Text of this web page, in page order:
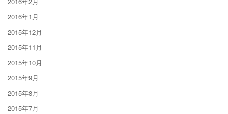
2016年1月
2015年12月
2015年11月
2015年10月
2015年9月
2015年8月
2015年7月